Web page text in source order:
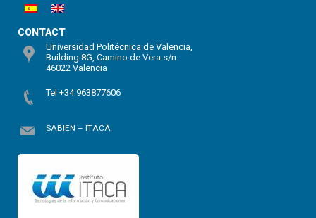
CONTACT
Universidad Politécnica de Valencia,
Building 8G, Camino de Vera s/n
46022 Valencia
Tel +34 963877606
SABIEN – ITACA